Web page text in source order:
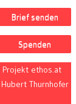
Brief senden
Spenden
Projekt ethos.at
Hubert Thurnhofer